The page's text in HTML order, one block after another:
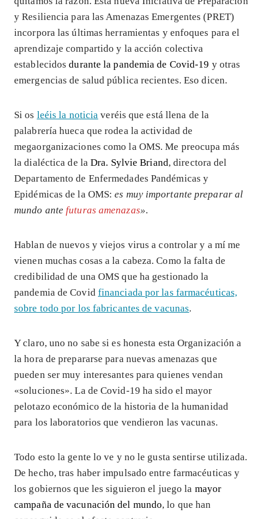
y Resiliencia para las Amenazas Emergentes (PRET)
incorpora las últimas herramientas y enfoques para el
aprendizaje compartido y la acción colectiva
establecidosdurante la pandemia de Covid-19 y otras
emergencias de salud pública recientes. Eso dicen.
Si os leéis la noticia veréis que está llena de la
palabrería hueca que rodea la actividad de
megaorganizaciones como la OMS. Me preocupa más
la dialéctica de laDra. Sylvie Briand, directora del
Departamento de Enfermedades Pandémicas y
Epidémicas de la OMS:es muy importante preparar al
mundo ante futuras amenazas».
Hablan de nuevos y viejos virus a controlar y a mí me
vienen muchas cosas a la cabeza. Como la falta de
credibilidad de una OMS que ha gestionado la
pandemia de Covid financiada por las farmacéuticas,
sobre todo por los fabricantes de vacunas.
Y claro, uno no sabe si es honesta esta Organización a
la hora de prepararse para nuevas amenazas que
pueden ser muy interesantes para quienes vendan
«soluciones». La de Covid-19 ha sido el mayor
pelotazo económico de la historia de la humanidad
para los laboratorios que vendieron las vacunas.
Todo esto la gente lo ve y no le gusta sentirse utilizada.
De hecho, tras haber impulsado entre farmacéuticas y
los gobiernos que les siguieron el juego la mayor
campaña de vacunación del mundo, lo que han